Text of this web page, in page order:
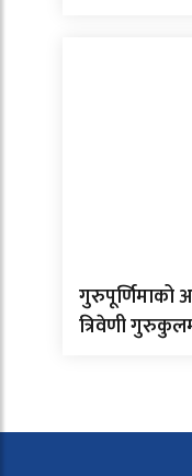
गुरुपूर्णिमाको
त्रिवेणी